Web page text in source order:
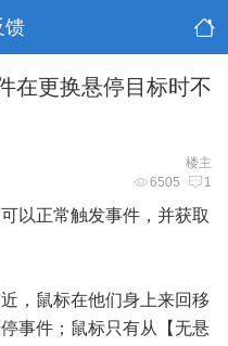
馈
在更换悬停目标时不
楼主
6505 1
以正常触发事件，并获取
，鼠标在他们身上来回移
事件；鼠标只有从【无悬